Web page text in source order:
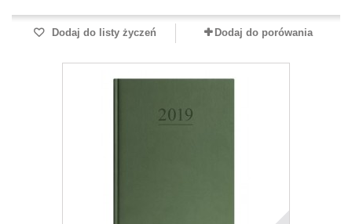
Dodaj do listy życzeń Dodaj do porówania